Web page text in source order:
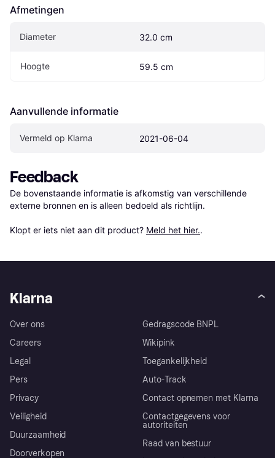
Afmetingen
Diameter 32.0 cm
Hoogte 59.5 cm
Aanvullende informatie
Vermeld op Klarna 2021-06-04
Feedback
De bovenstaande informatie is afkomstig van verschillende
externe bronnen en is alleen bedoeld als richtlijn.
Klopt er iets niet aan dit product? Meld het hier..
Klarna
Over ons
Careers
Legal
Pers
Privacy
Veiligheid
Duurzaamheid
Doorverkopen
Gedragscode BNPL
Wikipink
Toegankelijkheid
Auto-Track
Contact opnemen met Klarna
Contactgegevens voor
autoriteiten
Raad van bestuur